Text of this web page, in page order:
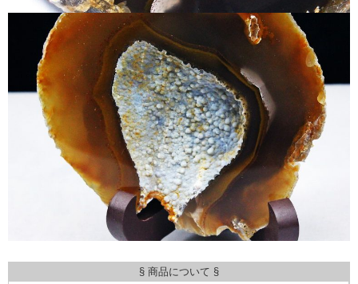
§ 商品について §